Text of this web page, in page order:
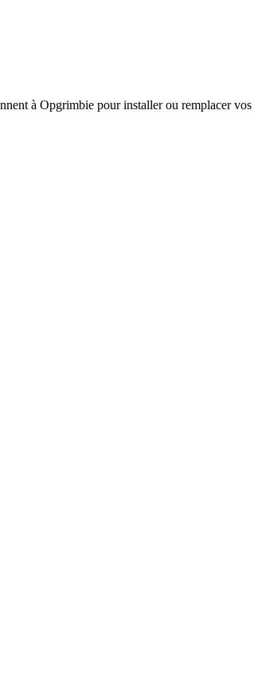
à Opgrimbie pour installer ou remplacer vos